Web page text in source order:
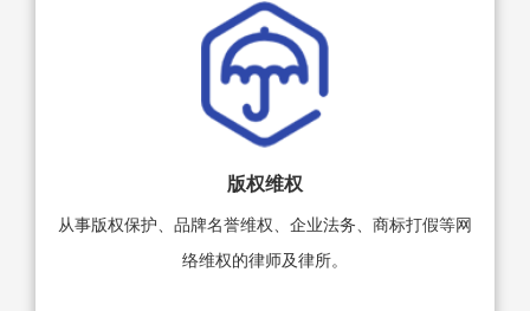
版权维权
从事版权保护、品牌名誉维权、企业法务、商标打假等网
络维权的律师及律所。